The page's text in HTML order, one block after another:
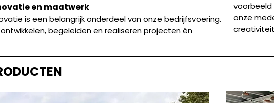
en maatwerk
is een belangrijk onderdeel van onze bedrijfsvoering.
begeleiden en realiseren projecten én
voorbeeld
onze